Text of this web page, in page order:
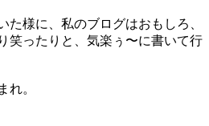
た様に、私のブログはおもしろ、
笑ったりと、気楽ぅ〜に書いて行
れ。